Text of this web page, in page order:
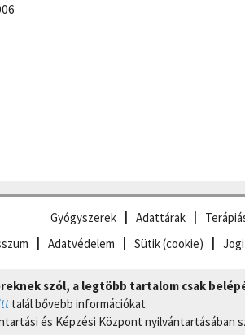
Gyógyszerek Adattárak
Adatvédelem Sütik (cookie)
szól, a legtöbb tartalom csak
talál bővebb információkat.
és Képzési Központ